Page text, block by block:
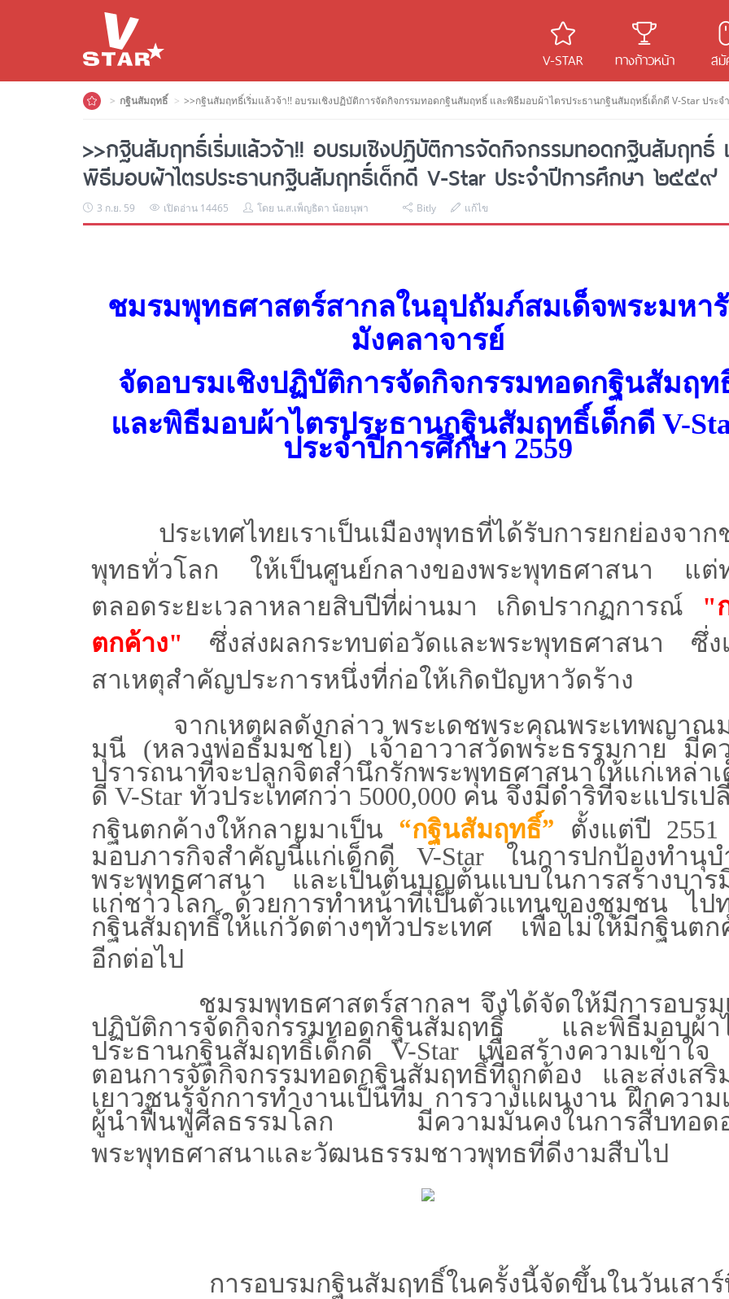
V-STAR ทางก้าวหน้า ส
กฐินสัมฤทธิ์ >>กฐินสัมฤทธิ์เริ่มแล้วจ้า!! อบรมเชิงปฏิบัติการจัดกิจกรรมทอดกฐินสัมฤทธิ์ และพิธีมอบผ้าไตรประธานกฐินสัมฤทธิ์เด็กดี V-Star ประ
>>กฐินสัมฤทธิ์เริ่มแล้วจ้า!! อบรมเชิงปฏิบัติการจัดกิจกรรมทอดกฐินสัมฤทธิ์
พิธีมอบผ้าไตรประธานกฐินสัมฤทธิ์เด็กดี V-Star ประจำปีการศึกษา ๒๕๕๙
3 ก.ย. 59 เปิดอ่าน 14465 โดย น.ส.เพ็ญธิดา น้อยนุพา Bitly แก้ไข
ชมรมพุทธศาสตร์สากลในอุปถัมภ์สมเด็จพระมหา
มังคลาจารย์
จัดอบรมเชิงปฏิบัติการจัดกิจกรรมทอดกฐินสัมฤท
และพิธีมอบผ้าไตรประธานกฐินสัมฤทธิ์เด็กดี V-
ประจำปีการศึกษา 2559
ประเทศไทยเราเป็นเมืองพุทธที่ได้รับการยกย่องจาก
พุทธทั่วโลก ให้เป็นศูนย์กลางของพระพุทธศาสนา แต่
ตลอดระยะเวลาหลายสิบปีที่ผ่านมา เกิดปรากฏการณ์ "
ตกค้าง" ซึ่งส่งผลกระทบต่อวัดและพระพุทธศาสนา ซึ่ง
สาเหตุสำคัญประการหนึ่งที่ก่อให้เกิดปัญหาวัดร้าง
จากเหตุผลดังกล่าว พระเดชพระคุณพระเทพญาณ
มุนี (หลวงพ่อธัมมชโย) เจ้าอาวาสวัดพระธรรมกาย มีค
ปรารถนาที่จะปลูกจิตสำนึกรักพระพุทธศาสนาให้แก่เหล่า
ดี V-Star ทั่วประเทศกว่า 5000,000 คน จึงมีดำริที่จะแปรเป
กฐินตกค้างให้กลายมาเป็น “กฐินสัมฤทธิ์”
ตั้งแต่ปี
มอบภารกิจสำคัญนี้แก่เด็กดี V-Star ในการปกป้องทำนุบ
พระพุทธศาสนา และเป็นต้นบุญต้นแบบในการสร้างบาร
แก่ชาวโลก ด้วยการทำหน้าที่เป็นตัวแทนของชุมชน ไป
กฐินสัมฤทธิ์ให้แก่วัดต่างๆทั่วประเทศ เพื่อไม่ให้มีกฐินตก
อีกต่อไป
ชมรมพุทธศาสตร์สากลฯ จึงได้จัดให้มีการอบรม
ปฏิบัติการจัดกิจกรรมทอดกฐินสัมฤทธิ์ และพิธีมอบผ้า
ประธานกฐินสัมฤทธิ์เด็กดี V-Star เพื่อสร้างความเข้าใ
ตอนการจัดกิจกรรมทอดกฐินสัมฤทธิ์ที่ถูกต้อง และส่งเสริ
เยาวชนรู้จักการทำงานเป็นทีม การวางแผนงาน ฝึกความ
ผู้นำฟื้นฟูศีลธรรมโลก มีความมั่นคงในการสืบทอด
พระพุทธศาสนาและวัฒนธรรมชาวพุทธที่ดีงามสืบไป
การอบรมกฐินสัมฤทธิ์ในครั้งนี้จัดขึ้นในวันเสา